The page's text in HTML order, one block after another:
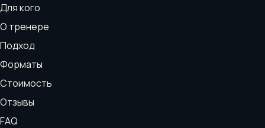
Для кого
О тренере
Подход
Форматы
Стоимость
Отзывы
FAQ